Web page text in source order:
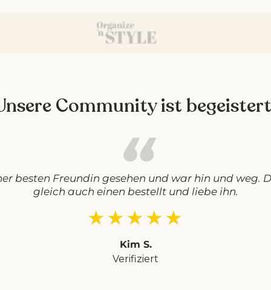
Community ist
besten Freundin gesehen und war hin und weg.
gleich auch einen bestellt und liebe ihn.
★★★★★
Kim S.
Verifiziert